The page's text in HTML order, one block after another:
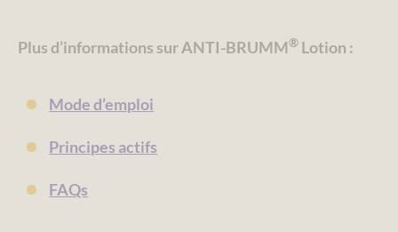
Plus d’informations sur ANTI-BRUMM® Lotion :
Mode d’emploi
Principes actifs
FAQs